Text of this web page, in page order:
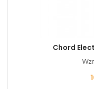
Chord